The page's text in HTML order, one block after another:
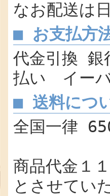
なお配送は
■ お支払方
代金引換
払い イー
■ 送料につ
全国一律
商品代金１
とさせてい